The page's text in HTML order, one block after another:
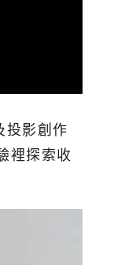
投影創作
裡探索收